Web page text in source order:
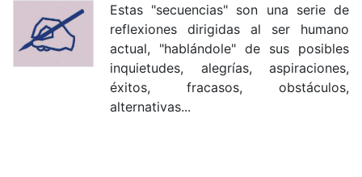
Estas "secuencias" son una serie de
reflexiones dirigidas al ser humano
actual, "hablándole" de sus posibles
inquietudes, alegrías, aspiraciones,
éxitos, fracasos, obstáculos,
alternativas...